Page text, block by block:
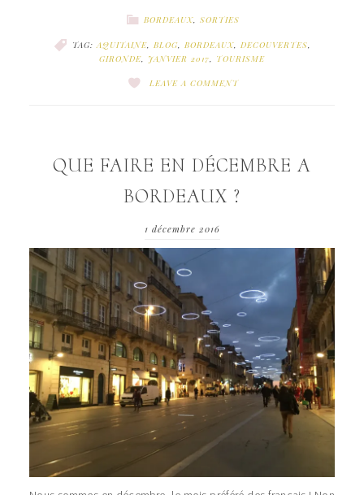
BORDEAUX, SORTIES
TAG: AQUITAINE, BLOG, BORDEAUX, DECOUVERTES
GIRONDE
JANVIER 2017 TOURISME
LEAVE A COMMENT
QUE FAIRE EN DÉCEMBRE A
BORDEAUX ?
1 décembre 2016